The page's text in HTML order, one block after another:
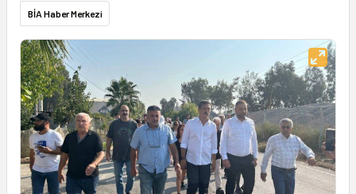
BİA Haber Merkezi